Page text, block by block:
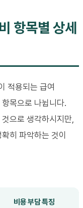
항목별 상세
적용되는 급여
목으로 나뉩니다.
으로 생각하시지만,
히 파악하는 것이
비용 부담 특징